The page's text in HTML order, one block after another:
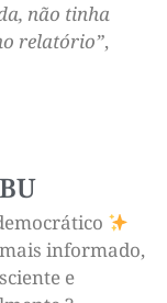
não tinha
relatório”,
informado,
e